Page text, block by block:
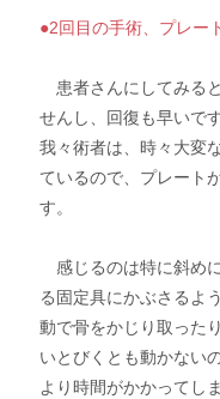
●2回目の手術、プレー
患者さんにしてみる
せんし、回復も早いで
我々術者は、時々大変
ているので、プレート
す。
感じるのは特に斜め
る固定具にかぶさるよ
動で骨をかじり取った
いとびくとも動かない
より時間がかかってし